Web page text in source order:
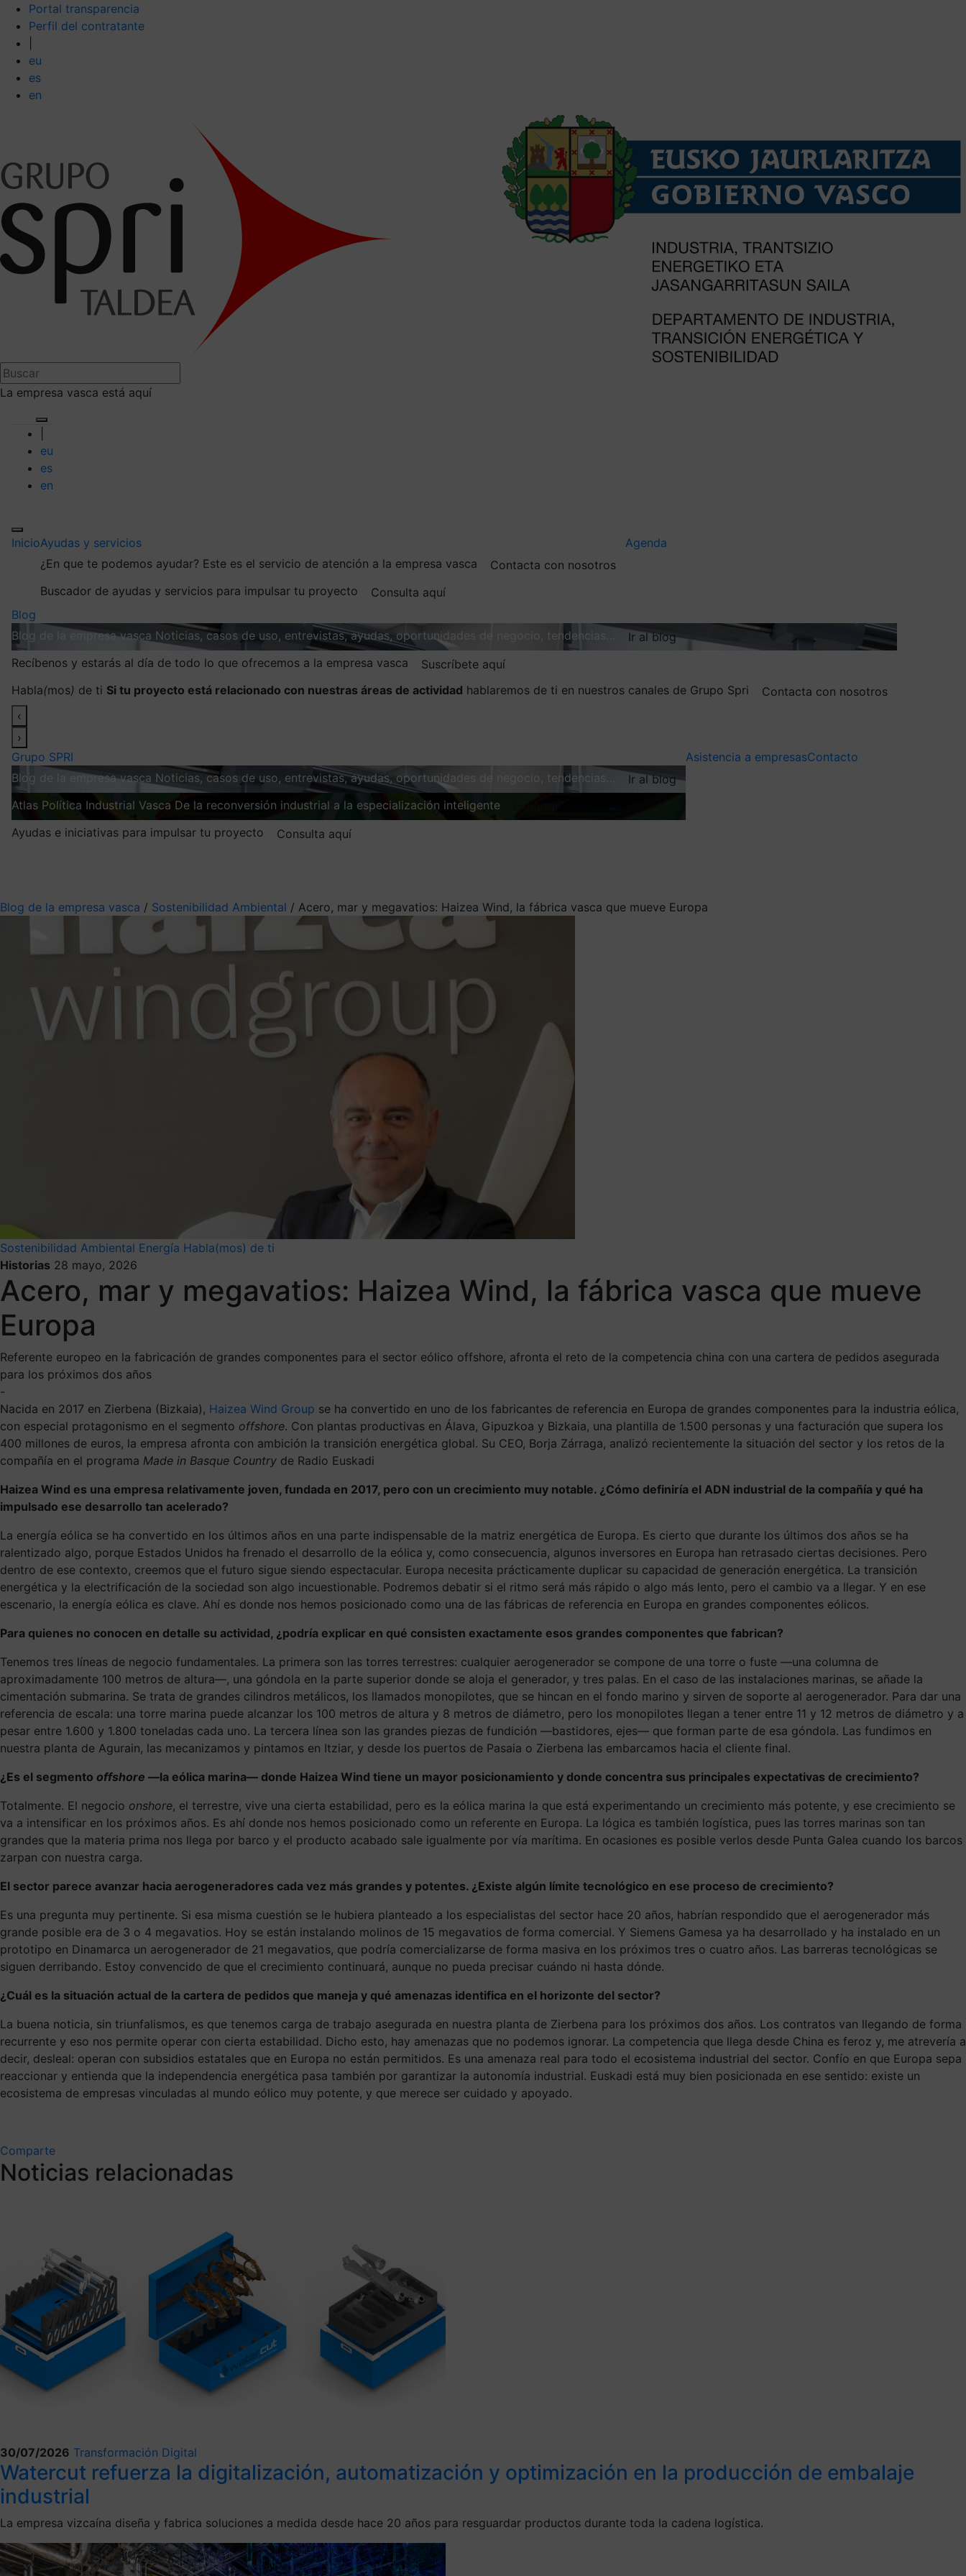
Portal transparencia
Perfil del contratante
eu
es
en
La empresa vasca está aquí
eu
es
en
InicioAyudas y servicios
¿En que te podemos ayudar? Este es el servicio de atención a la empresa vasca
Contacta con nosotros
Buscador de ayudas y servicios para impulsar tu proyecto
Consulta aquí
Agenda
Blog
Blog de la empresa vasca Noticias, casos de uso, entrevistas, ayudas, oportunidades de negocio, tendencias…
Ir al blog
Recíbenos y estarás al día de todo lo que ofrecemos a la empresa vasca
Suscríbete aquí
Habla(mos) de ti Si tu proyecto está relacionado con nuestras áreas de actividad hablaremos de ti en nuestros canales de Grupo Spri
Contacta con nosotros
‹
›
Grupo SPRI
Blog de la empresa vasca Noticias, casos de uso, entrevistas, ayudas, oportunidades de negocio, tendencias…
Ir al blog
Atlas Política Industrial Vasca De la reconversión industrial a la especialización inteligente
Ayudas e iniciativas para impulsar tu proyecto
Consulta aquí
Asistencia a empresasContacto
Blog de la empresa vasca / Sostenibilidad Ambiental / Acero, mar y megavatios: Haizea Wind, la fábrica vasca que mueve Europa
Sostenibilidad Ambiental Energía Habla(mos) de ti
Historias 28 mayo, 2026
Acero, mar y megavatios: Haizea Wind, la fábrica vasca que mueve
Europa
Referente europeo en la fabricación de grandes componentes para el sector eólico offshore, afronta el reto de la competencia china con una cartera de pedidos asegurada
para los próximos dos años
-
Nacida en 2017 en Zierbena (Bizkaia), Haizea Wind Group se ha convertido en uno de los fabricantes de referencia en Europa de grandes componentes para la industria eólica,
con especial protagonismo en el segmento offshore. Con plantas productivas en Álava, Gipuzkoa y Bizkaia, una plantilla de 1.500 personas y una facturación que supera los
400 millones de euros, la empresa afronta con ambición la transición energética global. Su CEO, Borja Zárraga, analizó recientemente la situación del sector y los retos de la
compañía en el programa Made in Basque Country de Radio Euskadi
Haizea Wind es una empresa relativamente joven, fundada en 2017, pero con un crecimiento muy notable. ¿Cómo definiría el ADN industrial de la compañía y qué ha
impulsado ese desarrollo tan acelerado?
La energía eólica se ha convertido en los últimos años en una parte indispensable de la matriz energética de Europa. Es cierto que durante los últimos dos años se ha
ralentizado algo, porque Estados Unidos ha frenado el desarrollo de la eólica y, como consecuencia, algunos inversores en Europa han retrasado ciertas decisiones. Pero
dentro de ese contexto, creemos que el futuro sigue siendo espectacular. Europa necesita prácticamente duplicar su capacidad de generación energética. La transición
energética y la electrificación de la sociedad son algo incuestionable. Podremos debatir si el ritmo será más rápido o algo más lento, pero el cambio va a llegar. Y en ese
escenario, la energía eólica es clave. Ahí es donde nos hemos posicionado como una de las fábricas de referencia en Europa en grandes componentes eólicos.
Para quienes no conocen en detalle su actividad, ¿podría explicar en qué consisten exactamente esos grandes componentes que fabrican?
Tenemos tres líneas de negocio fundamentales. La primera son las torres terrestres: cualquier aerogenerador se compone de una torre o fuste —una columna de
aproximadamente 100 metros de altura—, una góndola en la parte superior donde se aloja el generador, y tres palas. En el caso de las instalaciones marinas, se añade la
cimentación submarina. Se trata de grandes cilindros metálicos, los llamados monopilotes, que se hincan en el fondo marino y sirven de soporte al aerogenerador. Para dar una
referencia de escala: una torre marina puede alcanzar los 100 metros de altura y 8 metros de diámetro, pero los monopilotes llegan a tener entre 11 y 12 metros de diámetro y a
pesar entre 1.600 y 1.800 toneladas cada uno. La tercera línea son las grandes piezas de fundición —bastidores, ejes— que forman parte de esa góndola. Las fundimos en
nuestra planta de Agurain, las mecanizamos y pintamos en Itziar, y desde los puertos de Pasaia o Zierbena las embarcamos hacia el cliente final.
¿Es el segmento offshore —la eólica marina— donde Haizea Wind tiene un mayor posicionamiento y donde concentra sus principales expectativas de crecimiento?
Totalmente. El negocio onshore, el terrestre, vive una cierta estabilidad, pero es la eólica marina la que está experimentando un crecimiento más potente, y ese crecimiento se
va a intensificar en los próximos años. Es ahí donde nos hemos posicionado como un referente en Europa. La lógica es también logística, pues las torres marinas son tan
grandes que la materia prima nos llega por barco y el producto acabado sale igualmente por vía marítima. En ocasiones es posible verlos desde Punta Galea cuando los barcos
zarpan con nuestra carga.
El sector parece avanzar hacia aerogeneradores cada vez más grandes y potentes. ¿Existe algún límite tecnológico en ese proceso de crecimiento?
Es una pregunta muy pertinente. Si esa misma cuestión se le hubiera planteado a los especialistas del sector hace 20 años, habrían respondido que el aerogenerador más
grande posible era de 3 o 4 megavatios. Hoy se están instalando molinos de 15 megavatios de forma comercial. Y Siemens Gamesa ya ha desarrollado y ha instalado en un
prototipo en Dinamarca un aerogenerador de 21 megavatios, que podría comercializarse de forma masiva en los próximos tres o cuatro años. Las barreras tecnológicas se
siguen derribando. Estoy convencido de que el crecimiento continuará, aunque no pueda precisar cuándo ni hasta dónde.
¿Cuál es la situación actual de la cartera de pedidos que maneja y qué amenazas identifica en el horizonte del sector?
La buena noticia, sin triunfalismos, es que tenemos carga de trabajo asegurada en nuestra planta de Zierbena para los próximos dos años. Los contratos van llegando de forma
recurrente y eso nos permite operar con cierta estabilidad. Dicho esto, hay amenazas que no podemos ignorar. La competencia que llega desde China es feroz y, me atrevería a
decir, desleal: operan con subsidios estatales que en Europa no están permitidos. Es una amenaza real para todo el ecosistema industrial del sector. Confío en que Europa sepa
reaccionar y entienda que la independencia energética pasa también por garantizar la autonomía industrial. Euskadi está muy bien posicionada en ese sentido: existe un
ecosistema de empresas vinculadas al mundo eólico muy potente, y que merece ser cuidado y apoyado.
Comparte
Noticias relacionadas
30/07/2026 Transformación Digital
Watercut refuerza la digitalización, automatización y optimización en la producción de embalaje
industrial
La empresa vizcaína diseña y fabrica soluciones a medida desde hace 20 años para resguardar productos durante toda la cadena logística.